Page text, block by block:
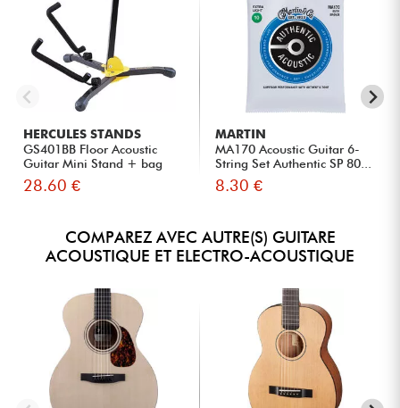
HERCULES STANDS
GS401BB Floor Acoustic
Guitar Mini Stand + bag
28.60 €
MARTIN
MA170 Acoustic Guitar 6-
String Set Authentic SP 80...
8.30 €
COMPAREZ AVEC AUTRE(S) GUITARE
ACOUSTIQUE ET ELECTRO-ACOUSTIQUE